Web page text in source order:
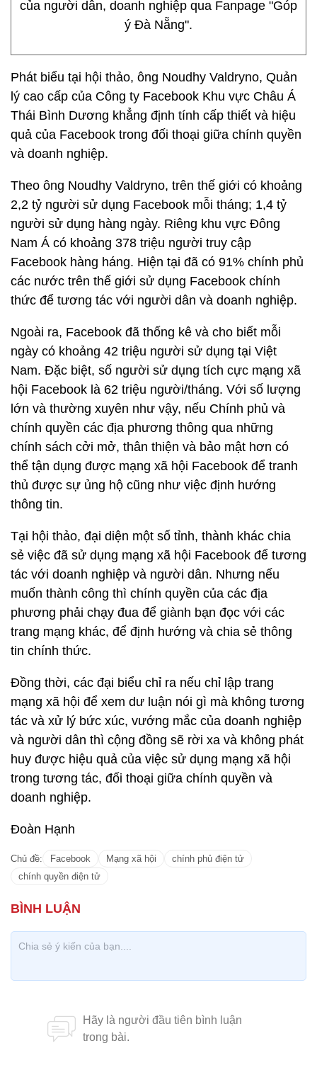
của người dân, doanh nghiệp qua Fanpage "Góp
ý Đà Nẵng".
Phát biểu tại hội thảo, ông Noudhy Valdryno, Quản
lý cao cấp của Công ty Facebook Khu vực Châu Á
Thái Bình Dương khẳng định tính cấp thiết và hiệu
quả của Facebook trong đối thoại giữa chính quyền
và doanh nghiệp.
Theo ông Noudhy Valdryno, trên thế giới có khoảng
2,2 tỷ người sử dụng Facebook mỗi tháng; 1,4 tỷ
người sử dụng hàng ngày. Riêng khu vực Đông
Nam Á có khoảng 378 triệu người truy cập
Facebook hàng háng. Hiện tại đã có 91% chính phủ
các nước trên thế giới sử dụng Facebook chính
thức để tương tác với người dân và doanh nghiệp.
Ngoài ra, Facebook đã thống kê và cho biết mỗi
ngày có khoảng 42 triệu người sử dụng tại Việt
Nam. Đặc biệt, số người sử dụng tích cực mạng xã
hội Facebook là 62 triệu người/tháng. Với số lượng
lớn và thường xuyên như vậy, nếu Chính phủ và
chính quyền các địa phương thông qua những
chính sách cởi mở, thân thiện và bảo mật hơn có
thể tận dụng được mạng xã hội Facebook để tranh
thủ được sự ủng hộ cũng như việc định hướng
thông tin.
Tại hội thảo, đại diện một số tỉnh, thành khác chia
sẻ việc đã sử dụng mạng xã hội Facebook để tương
tác với doanh nghiệp và người dân. Nhưng nếu
muốn thành công thì chính quyền của các địa
phương phải chạy đua để giành bạn đọc với các
trang mạng khác, để định hướng và chia sẻ thông
tin chính thức.
Đồng thời, các đại biểu chỉ ra nếu chỉ lập trang
mạng xã hội để xem dư luận nói gì mà không tương
tác và xử lý bức xúc, vướng mắc của doanh nghiệp
và người dân thì cộng đồng sẽ rời xa và không phát
huy được hiệu quả của việc sử dụng mạng xã hội
trong tương tác, đối thoại giữa chính quyền và
doanh nghiệp.
Đoàn Hạnh
Chủ đề: Facebook Mạng xã hội
chính phủ điện tử
chính quyền điện tử